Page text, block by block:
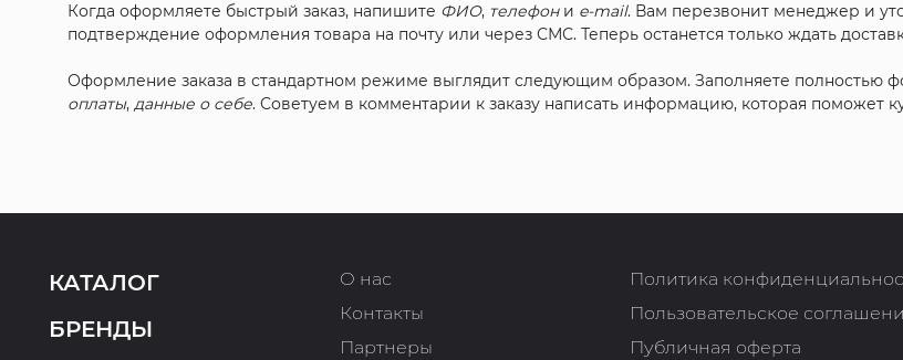
Когда оформляете быстрый заказ, напишите ФИО, телефони e-mail. Вам перезвонит менеджер и
подтверждение оформления товара на почту или через СМС. Теперь останется только ждать
Оформление заказа в стандартном режиме выглядит следующим образом. Заполняете полностью
оплаты,данные о себе. Советуем в комментарии к заказу написать информацию, которая поможет
КАТАЛОГ
БРЕНДЫ
О нас
Контакты
Партнеры
Политика
Пользовательское
Публичная оферта